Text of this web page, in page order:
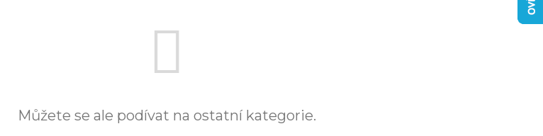
Můžete se ale podívat na ostatní kategorie.